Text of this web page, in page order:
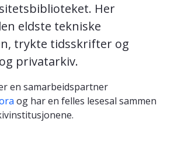
Her
eldste tekniske
trykte tidsskrifter og
privatarkiv.
en samarbeidspartner
og har en felles lesesal sammen